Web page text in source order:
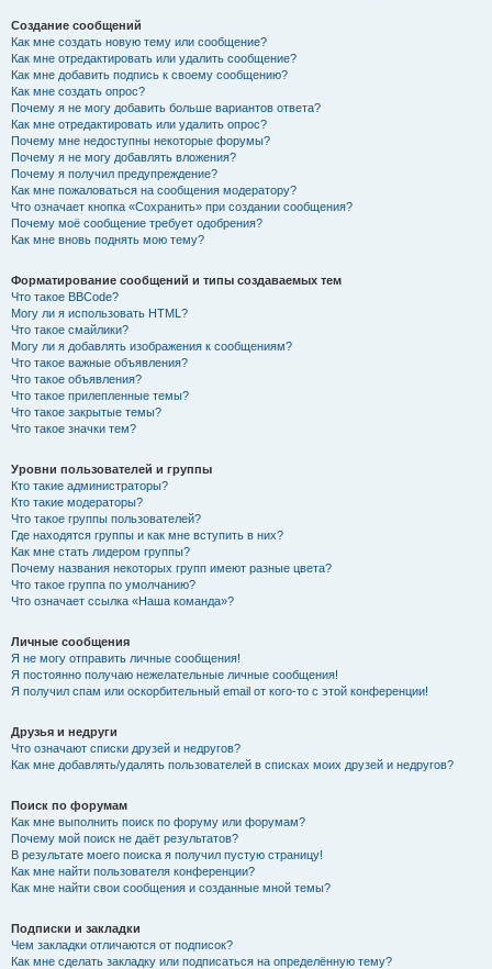
Создание сообщений
Как мне создать новую тему или сообщение?
Как мне отредактировать или удалить сообщение?
Как мне добавить подпись к своему сообщению?
Как мне создать опрос?
Почему я не могу добавить больше вариантов ответа?
Как мне отредактировать или удалить опрос?
Почему мне недоступны некоторые форумы?
Почему я не могу добавлять вложения?
Почему я получил предупреждение?
Как мне пожаловаться на сообщения модератору?
Что означает кнопка «Сохранить» при создании сообщения?
Почему моё сообщение требует одобрения?
Как мне вновь поднять мою тему?
Форматирование сообщений и типы создаваемых тем
Что такое BBCode?
Могу ли я использовать HTML?
Что такое смайлики?
Могу ли я добавлять изображения к сообщениям?
Что такое важные объявления?
Что такое объявления?
Что такое прилепленные темы?
Что такое закрытые темы?
Что такое значки тем?
Уровни пользователей и группы
Кто такие администраторы?
Кто такие модераторы?
Что такое группы пользователей?
Где находятся группы и как мне вступить в них?
Как мне стать лидером группы?
Почему названия некоторых групп имеют разные цвета?
Что такое группа по умолчанию?
Что означает ссылка «Наша команда»?
Личные сообщения
Я не могу отправить личные сообщения!
Я постоянно получаю нежелательные личные сообщения!
Я получил спам или оскорбительный email от кого-то с этой конференции!
Друзья и недруги
Что означают списки друзей и недругов?
Как мне добавлять/удалять пользователей в списках моих друзей и недругов?
Поиск по форумам
Как мне выполнить поиск по форуму или форумам?
Почему мой поиск не даёт результатов?
В результате моего поиска я получил пустую страницу!
Как мне найти пользователя конференции?
Как мне найти свои сообщения и созданные мной темы?
Подписки и закладки
Чем закладки отличаются от подписок?
Как мне сделать закладку или подписаться на определённую тему?